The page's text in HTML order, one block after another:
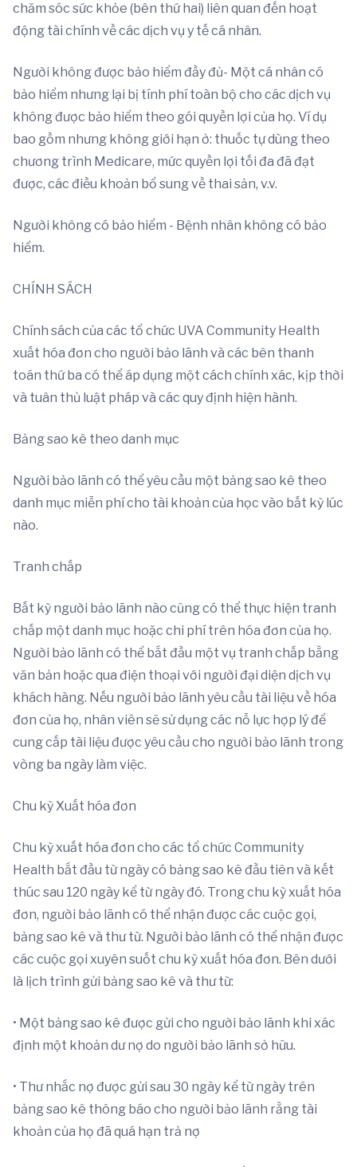
chăm sóc sức khỏe (bên thứ hai) liên quan đến hoạt
động tài chính về các dịch vụ y tế cá nhân.
Người không được bảo hiểm đầy đủ- Một cá nhân có
bảo hiểm nhưng lại bị tính phí toàn bộ cho các dịch vụ
không được bảo hiểm theo gói quyền lợi của họ. Ví dụ
bao gồm nhưng không giới hạn ở: thuốc tự dùng theo
chương trình Medicare, mức quyền lợi tối đa đã đạt
được, các điều khoản bổ sung về thai sản, v.v.
Người không có bảo hiểm - Bệnh nhân không có bảo
hiểm.
CHÍNH SÁCH
Chính sách của các tổ chức UVA Community Health
xuất hóa đơn cho người bảo lãnh và các bên thanh
toán thứ ba có thể áp dụng một cách chính xác, kịp thời
và tuân thủ luật pháp và các quy định hiện hành.
Bảng sao kê theo danh mục
Người bảo lãnh có thể yêu cầu một bảng sao kê theo
danh mục miễn phí cho tài khoản của học vào bất kỳ lúc
nào.
Tranh chấp
Bất kỳ người bảo lãnh nào cũng có thể thực hiện tranh
chấp một danh mục hoặc chi phí trên hóa đơn của họ.
Người bảo lãnh có thể bắt đầu một vụ tranh chấp bằng
văn bản hoặc qua điện thoại với người đại diện dịch vụ
khách hàng. Nếu người bảo lãnh yêu cầu tài liệu về hóa
đơn của họ, nhân viên sẽ sử dụng các nỗ lực hợp lý để
cung cấp tài liệu được yêu cầu cho người bảo lãnh trong
vòng ba ngày làm việc.
Chu kỳ Xuất hóa đơn
Chu kỳ xuất hóa đơn cho các tổ chức Community
Health bắt đầu từ ngày có bảng sao kê đầu tiên và kết
thúc sau 120 ngày kể từ ngày đó. Trong chu kỳ xuất hóa
đơn, người bảo lãnh có thể nhận được các cuộc gọi,
bảng sao kê và thư từ. Người bảo lãnh có thể nhận được
các cuộc gọi xuyên suốt chu kỳ xuất hóa đơn. Bên dưới
là lịch trình gửi bảng sao kê và thư từ:
• Một bảng sao kê được gửi cho người bảo lãnh khi xác
định một khoản dư nợ do người bảo lãnh sở hữu.
• Thư nhắc nợ được gửi sau 30 ngày kể từ ngày trên
bảng sao kê thông báo cho người bảo lãnh rằng tài
khoản của họ đã quá hạn trả nợ